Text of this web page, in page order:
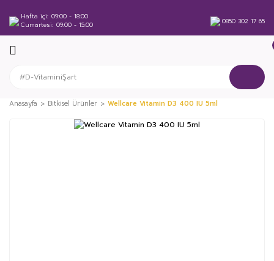
Hafta içi 09:00 - 18:00
Cumartesi 09:00 - 15:00 0850 302 17 65
Anasayfa Bitkisel Ürünler Wellcare Vitamin D3 400 IU 5ml